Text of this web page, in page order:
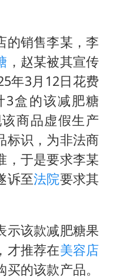
陕西省委书记赶赴柞水县杏坪镇
女孩摆摊卖菌子时收到北大通知书
相约未来
的销售李某，李
，赵某被其宣传
年3月12日花费
3盒的该减肥糖
商品虚假生产
标识，为非法商
，于是要求李某
诉至法院要求其
示该款减肥糖果
才推荐在美容店
的该款产品。